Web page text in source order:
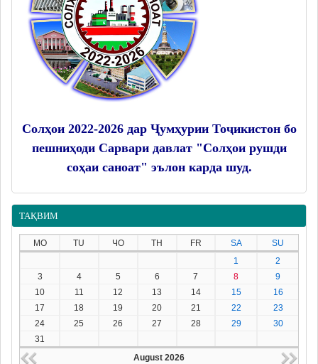
Қарорҳои маҷлиси вакилони халқ
Қарорҳои раиси ноҳия
Қонунҳо
Солҳои 2022-2026 дар Ҷумҳурии Тоҷикистон бо
пешниҳоди Сарвари давлат "Солҳои рушди
соҳаи саноат" эълон карда шуд.
ТАҚВИМ
MO TU ЧО TH FR SA
SU
1
2
3
4 5 6 7 8
9
10
11 12 13 14 15
16
17
18 19 20 21 22
23
24
25 26 27 28 29
30
31
August 2026